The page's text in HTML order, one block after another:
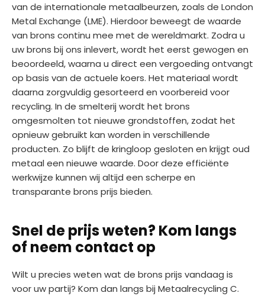
van de internationale metaalbeurzen, zoals de London
Metal Exchange (LME). Hierdoor beweegt de waarde
van brons continu mee met de wereldmarkt. Zodra u
uw brons bij ons inlevert, wordt het eerst gewogen en
beoordeeld, waarna u direct een vergoeding ontvangt
op basis van de actuele koers. Het materiaal wordt
daarna zorgvuldig gesorteerd en voorbereid voor
recycling. In de smelterij wordt het brons
omgesmolten tot nieuwe grondstoffen, zodat het
opnieuw gebruikt kan worden in verschillende
producten. Zo blijft de kringloop gesloten en krijgt oud
metaal een nieuwe waarde. Door deze efficiënte
werkwijze kunnen wij altijd een scherpe en
transparante brons prijs bieden.
Snel de prijs weten? Kom langs
of neem contact op
Wilt u precies weten wat de brons prijs vandaag is
voor uw partij? Kom dan langs bij Metaalrecycling C.